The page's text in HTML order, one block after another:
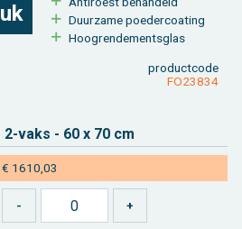
Duur­za­me poe­der­coa­ting
Hoog­ren­de­ments­glas
product­code
FO23834
vaks - 60 x 70 cm
€ 1610,03